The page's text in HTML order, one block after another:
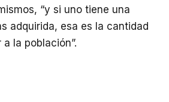
“y si uno tiene una
adquirida, esa es la cantidad
la población”.